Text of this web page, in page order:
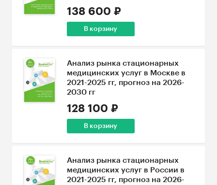
138 600 ₽
В корзину
Анализ рынка стационарных
медицинских услуг в Москве в
2021-2025 гг, прогноз на 2026-
2030 гг
128 100 ₽
В корзину
Анализ рынка стационарных
медицинских услуг в России в
2021-2025 гг, прогноз на 2026-